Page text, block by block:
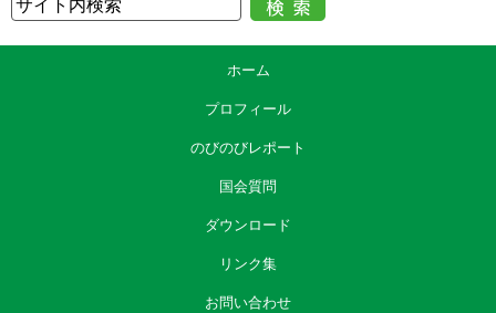
ホーム
プロフィール
のびのびレポート
国会質問
ダウンロード
リンク集
お問い合わせ